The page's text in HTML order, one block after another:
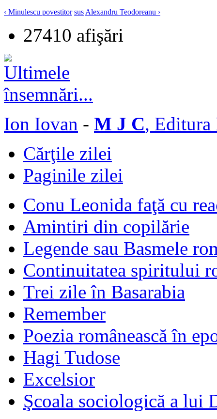
‹ Minulescu povestitor sus Alexandru Teodoreanu ›
27410 afişări
Ion Iovan - M J C, Editura
Cărţile zilei
Paginile zilei
Conu Leonida faţă cu
Amintiri din copilărie
Legende sau Basmele
Continuitatea spiritului
Trei zile în Basarabia
Remember
Poezia românească în
Hagi Tudose
Excelsior
Şcoala sociologică a lui